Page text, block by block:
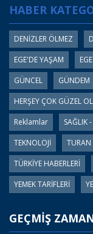
HABER
DENİZLER ÖLMEZ
EGE'DE YAŞAM
GÜNCEL
GÜNDEM
HERŞEY ÇOK GÜZEL
Reklamlar
SAĞLIK
TEKNOLOJİ
TÜRKİYE HABERLERİ
YEMEK TARİFLERİ
GEÇMİŞ